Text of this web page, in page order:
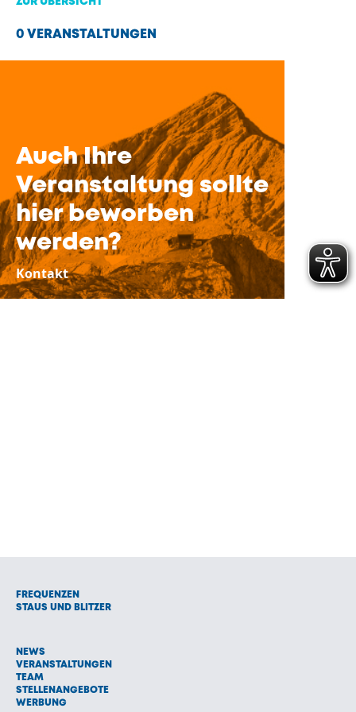
0 VERANSTALTUNGEN
Auch Ihre
Veranstaltung sollte
hier beworben
werden?
Kontakt
FREQUENZEN
STAUS UND BLITZER
NEWS
VERANSTALTUNGEN
TEAM
STELLENANGEBOTE
WERBUNG